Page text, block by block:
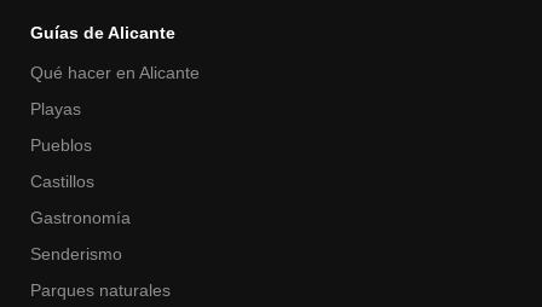
Guías de Alicante
Qué hacer en Alicante
Playas
Pueblos
Castillos
Gastronomía
Senderismo
Parques naturales